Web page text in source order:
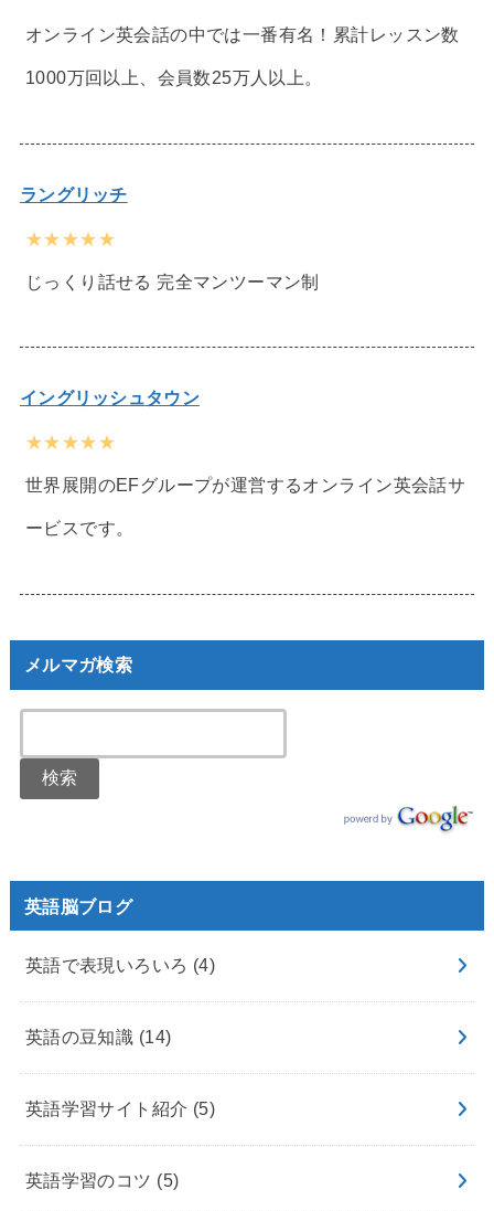
オンライン英会話の中では一番有名！累計レッスン数
1000万回以上、会員数25万人以上。
ラングリッチ
★★★★★
じっくり話せる 完全マンツーマン制
イングリッシュタウン
★★★★★
世界展開のEFグループが運営するオンライン英会話サ
ービスです。
メルマガ検索
英語脳ブログ
英語で表現いろいろ (4)
英語の豆知識 (14)
英語学習サイト紹介 (5)
英語学習のコツ (5)